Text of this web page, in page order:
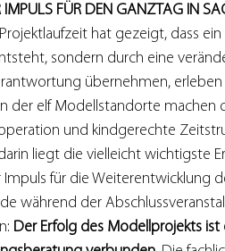
IMPULS FÜR DEN GANZTAG IN
hat gezeigt, dass
sondern durch eine
übernehmen, erleben
der elf Modellstandorte machen
und kindgerechte
liegt die vielleicht wichtigste
für die Weiterentwicklung
während der
Der Erfolg des Modellprojekts